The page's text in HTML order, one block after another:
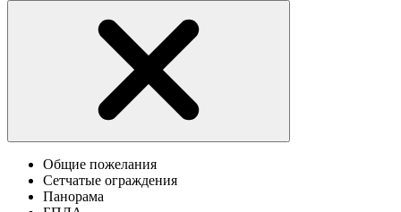
Общие пожелания
Сетчатые ограждения
Панорама